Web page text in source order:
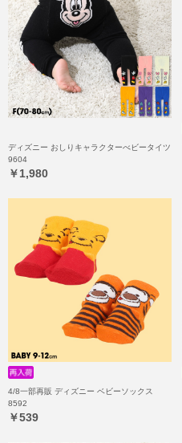
ディズニー おしりキャラクターべビータイツ
9604
￥1,980
4/8一部再販 ディズニー ベビーソックス
8592
￥539